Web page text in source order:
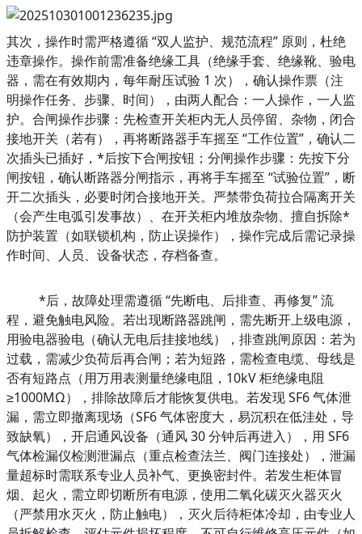
其次，操作时需严格遵循 “双人监护、规范流程” 原则，杜绝
违章操作。操作前需准备绝缘工具（绝缘手套、绝缘靴、验电
器，需在有效期内，每年耐压试验 1 次）， 确认操作票（注
明操作任务、步骤、时间），由两人配合：一人操作，一人监
护。合闸操作步骤：先检查开关柜内无人员停留、杂物，闭合
接地开关（若有），再将断路器手车摇至 “工作位置”，确认二
次插头已插好，*后按下合闸按钮；分闸操作步骤：先按下分
闸按钮，确认断路器分闸指示，再将手车摇至 “试验位置”，断
开二次插头，必要时闭合接地开关。严禁带负荷拉合隔离开关
（会产生电弧引发事故）、在开关柜内堆放杂物、擅自拆除*
防护装置（如联锁机构，防止误操作），操作完成后需记录操
作时间、人员、设备状态，存档备查。
*后，故障处理需遵循 “先断电、后排查、再修复” 流
程，避免触电风险。若出现断路器跳闸，需先断开上级电源，
用验电器验电（确认无电后挂接地线），排查跳闸原因：若为
过载，需减少负荷后再合闸；若为短路，需检查电缆、母线是
否有短路点（用万用表测量绝缘电阻，10kV 柜绝缘电阻
≥1000MΩ），排除故障后才能恢复供电。若发现 SF6 气体泄
漏，需立即撤离现场（SF6 气体密度大，易沉积在低洼处，导
致缺氧），开启通风设备（通风 30 分钟后再进入），用 SF6
气体检漏仪检测泄漏点（重点检查法兰、阀门连接处），泄漏
量超标时需联系专业人员补气、更换密封件。若发生柜体冒
烟、起火，需立即切断所有电源，使用二氧化碳灭火器灭火
（严禁用水灭火，防止触电），灭火后待柜体冷却，由专业人